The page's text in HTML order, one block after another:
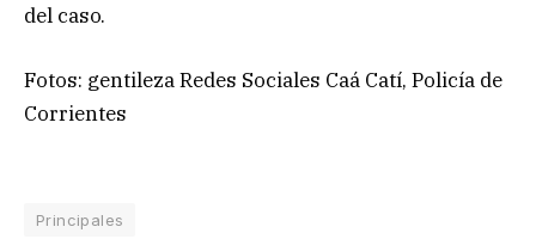
del caso.
Fotos: gentileza Redes Sociales Caá Catí, Policía de
Corrientes
Principales